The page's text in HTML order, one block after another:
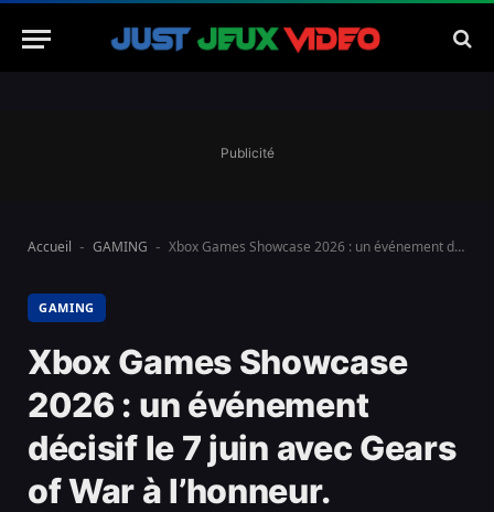
Publicité
Accueil - GAMING - Xbox Games Showcase 2026 : un événement décisif le 7 juin avec Gears of War à l’honneur.
GAMING
Xbox Games Showcase
2026 : un événement
décisif le 7 juin avec Gears
of War à l’honneur.